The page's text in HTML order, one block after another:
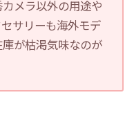
メラ以外の用途や
サリーも海外モデ
が枯渇気味なのが